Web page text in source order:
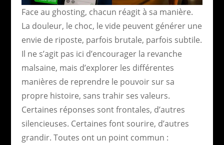
Face au ghosting, chacun réagit à sa manière.
La douleur, le choc, le vide peuvent générer une
envie de riposte, parfois brutale, parfois subtile.
Il ne s’agit pas ici d’encourager la revanche
malsaine, mais d’explorer les différentes
manières de reprendre le pouvoir sur sa
propre histoire, sans trahir ses valeurs.
Certaines réponses sont frontales, d’autres
silencieuses. Certaines font sourire, d’autres
grandir. Toutes ont un point commun :